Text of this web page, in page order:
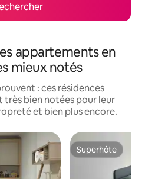
appartements en
mieux notés
: ces résidences
bien notées pour leur
et bien plus encore.
Superhôte
Superhôte